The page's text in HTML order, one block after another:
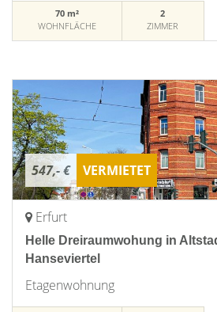
70 m²
WOHNFLÄCHE
2
ZIMMER
547,- € VERMIETET
Erfurt
Helle Dreiraumwohung in
Hanseviertel
Etagenwohnung